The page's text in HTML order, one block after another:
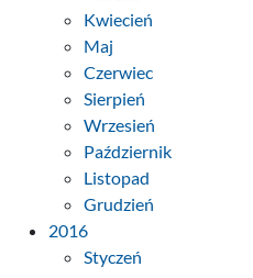
Kwiecień
Maj
Czerwiec
Sierpień
Wrzesień
Październik
Listopad
Grudzień
2016
Styczeń